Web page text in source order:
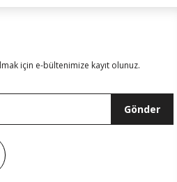
için e-bültenimize kayıt olunuz.
Gönder